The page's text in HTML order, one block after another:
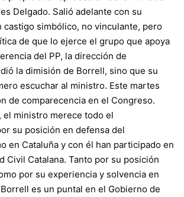
Delgado. Salió adelante con su
castigo simbólico, no vinculante, pero
de que lo ejerce el grupo que apoya
del PP, la dirección de
la dimisión de Borrell, sino que su
escuchar al ministro. Este martes
de comparecencia en el Congreso.
el ministro merece todo el
su posición en defensa del
en Cataluña y con él han participado en
Civil Catalana. Tanto por su posición
por su experiencia y solvencia en
es un puntal en el Gobierno de